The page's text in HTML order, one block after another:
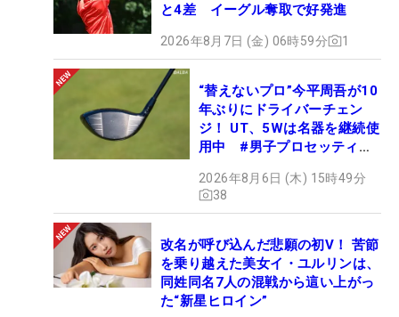
と4差 イーグル奪取で好発進
2026年8月7日 (金) 06時59分 1
“替えないプロ”今平周吾が10
年ぶりにドライバーチェン
ジ！ UT、5Wは名器を継続使
用中 #男子プロセッティン
2026年8月6日 (木) 15時49分
38
改名が呼び込んだ悲願の初V！ 苦節
を乗り越えた美女イ・ユルリンは、
同姓同名7人の混戦から這い上がっ
た“新星ヒロイン”